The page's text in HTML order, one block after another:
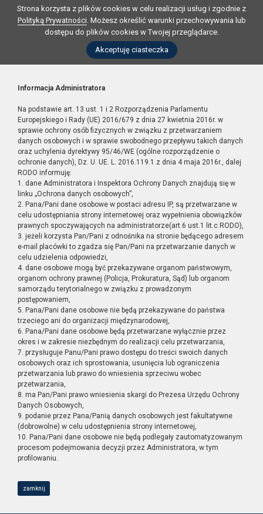
Strona korzysta z plików cookies w celu realizacji usług i zgodnie z
Polityką Prywatności. Możesz określić warunki przechowywania lub
dostępu do plików cookies w Twojej przeglądarce.
Akceptuję ciasteczka
Informacja Administratora
Na podstawie art. 13 ust. 1 i 2 Rozporządzenia Parlamentu
Europejskiego i Rady (UE) 2016/679 z dnia 27 kwietnia 2016r. w
sprawie ochrony osób fizycznych w związku z przetwarzaniem
danych osobowych i w sprawie swobodnego przepływu takich danych
oraz uchylenia dyrektywy 95/46/WE (ogólne rozporządzenie o
ochronie danych), Dz. U. UE. L. 2016.119.1 z dnia 4 maja 2016r., dalej
RODO informuję:
1. dane Administratora i Inspektora Ochrony Danych znajdują się w
linku „Ochrona danych osobowych”,
2. Pana/Pani dane osobowe w postaci adresu IP, są przetwarzane w
celu udostępniania strony internetowej oraz wypełnienia obowiązków
prawnych spoczywających na administratorze(art.6 ust.1 lit.c RODO),
3. jeżeli korzysta Pan/Pani z odnośnika na stronie będącego adresem
e-mail placówki to zgadza się Pan/Pani na przetwarzanie danych w
celu udzielenia odpowiedzi,
4. dane osobowe mogą być przekazywane organom państwowym,
organom ochrony prawnej (Policja, Prokuratura, Sąd) lub organom
samorządu terytorialnego w związku z prowadzonym
postępowaniem,
5. Pana/Pani dane osobowe nie będą przekazywane do państwa
trzeciego ani do organizacji międzynarodowej,
6. Pana/Pani dane osobowe będą przetwarzane wyłącznie przez
okres i w zakresie niezbędnym do realizacji celu przetwarzania,
7. przysługuje Panu/Pani prawo dostępu do treści swoich danych
osobowych oraz ich sprostowania, usunięcia lub ograniczenia
przetwarzania lub prawo do wniesienia sprzeciwu wobec
przetwarzania,
8. ma Pan/Pani prawo wniesienia skargi do Prezesa Urzędu Ochrony
Danych Osobowych,
9. podanie przez Pana/Panią danych osobowych jest fakultatywne
(dobrowolne) w celu udostępnienia strony internetowej,
10. Pana/Pani dane osobowe nie będą podlegały zautomatyzowanym
procesom podejmowania decyzji przez Administratora, w tym
profilowaniu.
zamknij